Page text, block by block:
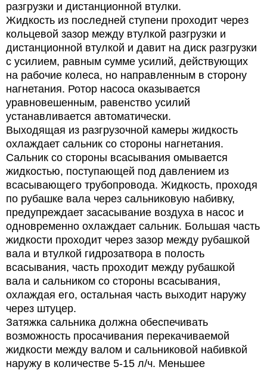
разгрузки и дистанционной втулки.
Жидкость из последней ступени проходит через
кольцевой зазор между втулкой разгрузки и
дистанционной втулкой и давит на диск разгрузки
с усилием, равным сумме усилий, действующих
на рабочие колеса, но направленным в сторону
нагнетания. Ротор насоса оказывается
уравновешенным, равенство усилий
устанавливается автоматически.
Выходящая из разгрузочной камеры жидкость
охлаждает сальник со стороны нагнетания.
Сальник со стороны всасывания омывается
жидкостью, поступающей под давлением из
всасывающего трубопровода. Жидкость, проходя
по рубашке вала через сальниковую набивку,
предупреждает засасывание воздуха в насос и
одновременно охлаждает сальник. Большая часть
жидкости проходит через зазор между рубашкой
вала и втулкой гидрозатвора в полость
всасывания, часть проходит между рубашкой
вала и сальником со стороны всасывания,
охлаждая его, остальная часть выходит наружу
через штуцер.
Затяжка сальника должна обеспечивать
возможность просачивания перекачиваемой
жидкости между валом и сальниковой набивкой
наружу в количестве 5-15 л/ч. Меньшее